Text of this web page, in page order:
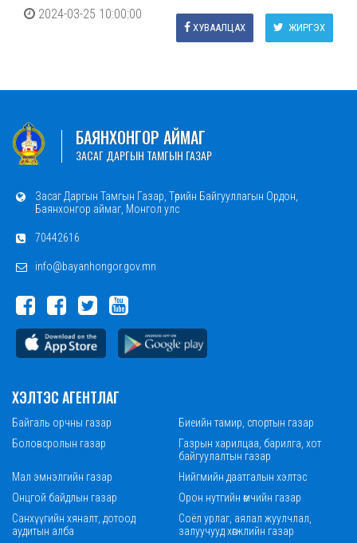
2024-03-25 10:00:00
ЖИРГЭХ
ХУВААЛЦАХ
БАЯНХОНГОР АЙМАГ
ЗАСАГ ДАРГЫН ТАМГЫН ГАЗАР
Засаг Даргын Тамгын Газар, Төрийн Байгууллагын Ордон,
Баянхонгор аймаг, Монгол улс
70442616
info@bayanhongor.gov.mn
ХЭЛТЭС АГЕНТЛАГ
Байгаль орчны газар
Биеийн тамир, спортын газар
Боловсролын газар
Газрын харилцаа, барилга, хот
байгуулалтын газар
Мал эмнэлгийн газар
Нийгмийн даатгалын хэлтэс
Онцгой байдлын газар
Орон нутгийн өмчийн газар
Санхүүгийн хяналт, дотоод
аудитын алба
Соёл урлаг, аялал жуулчлал,
залуучууд хөгжлийн газар